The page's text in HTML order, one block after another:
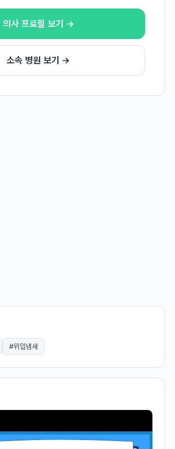
의사 프로필 보기 →
소속 병원 보기 →
#위입냄새